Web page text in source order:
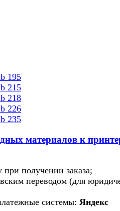
195
215
218
226
235
материалов к
при получении заказа;
переводом (для
системы: Яндекс